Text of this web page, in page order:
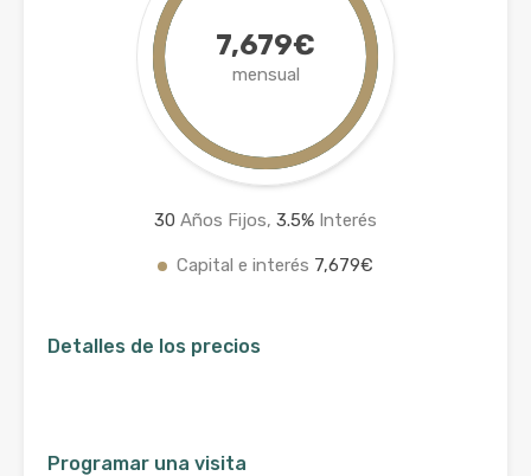
7,679€
mensual
30 Años Fijos, 3.5% Interés
Capital e interés 7,679€
Detalles de los precios
Programar una visita